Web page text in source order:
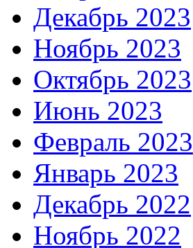
Декабрь 2023
Ноябрь 2023
Октябрь 2023
Июнь 2023
Февраль 2023
Январь 2023
Декабрь 2022
Ноябрь 2022